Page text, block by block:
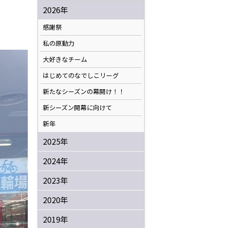
2026年
感謝祭
私の原動力
大好きなチーム
はじめてのなでしこリーグ
新たなシーズンの幕開け！！
新シーズン開幕に向けて
新年
2025年
2024年
2023年
2020年
2019年